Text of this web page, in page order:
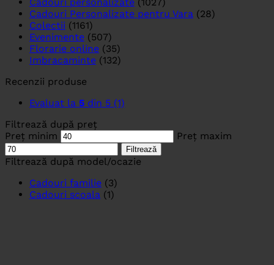
Cadouri personalizate (1027)
Cadouri Personalizate pentru Vara (28)
Colectii (1161)
Evenimente (507)
Florarie online (35)
Imbracaminte (132)
Recenzii produse
Evaluat la 5 din 5 (1)
Filtrează după preț
Preț minim
Preț maxim
Filtrează
Filtrează după model/ocazie
Cadouri familie (3)
Cadouri scoala (1)